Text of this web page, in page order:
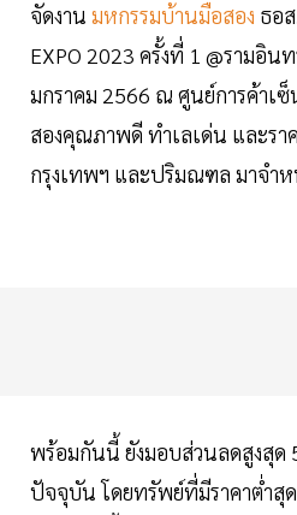
จัดงาน มหกรรมบ้านมือสอง ธอ
EXPO 2023 ครั้งที่ 1 @รามอิน
มกราคม 2566 ณ ศูนย์การค้าเ
สองคุณภาพดี ทำเลเด่น และร
กรุงเทพฯ และปริมณฑล มาจำห
พร้อมกันนี้ ยังมอบส่วนลดสูงสุด
ปัจจุบัน โดยทรัพย์ที่มีราคาต่ำสุ